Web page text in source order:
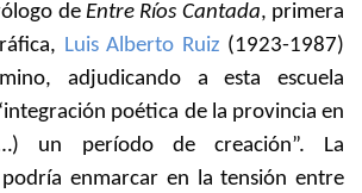
de Entre Ríos Cantada, primera
Luis Alberto Ruiz (1923-1987)
adjudicando a esta escuela
poética de la provincia en
un período de creación”. La
enmarcar en la tensión entre